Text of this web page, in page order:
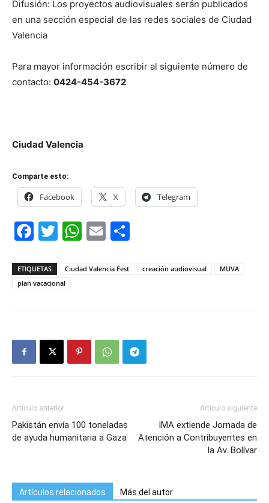
Difusión: Los proyectos audiovisuales serán publicados
en una sección especial de las redes sociales de Ciudad
Valencia
Para mayor información escribir al siguiente número de
contacto: 0424-454-3672
Ciudad Valencia
Comparte esto:
Facebook X Telegram
Facebook
Twitter
WhatsApp
Email
ETIQUETAS Ciudad Valencia Fest creación audiovisual
MUVA
plan vacacional
Artículo anterior
Pakistán envía 100 toneladas
de ayuda humanitaria a Gaza
Artículo siguiente
IMA extiende Jornada de
Atención a Contribuyentes en
la Av. Bolívar
Artículos relacionados Más del autor